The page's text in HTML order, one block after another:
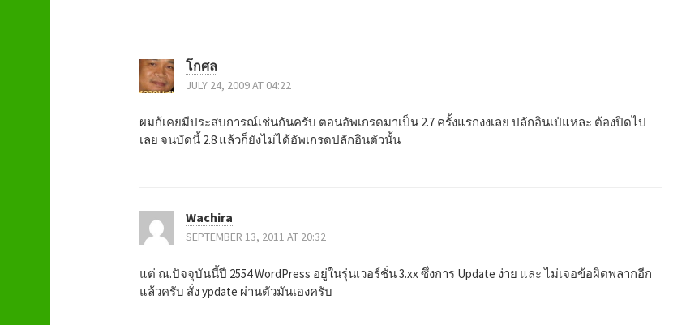
โกศล
JULY 24, 2009 AT 04:22
ผมก้เคยมีประสบการณ์เช่นกันครับ ตอนอัพเกรดมาเป็น 2.7 ครั้งแรกงงเลย ปลักอินเป๋แหละ ต้องปิดไป
เลย จนบัดนี้ 2.8 แล้วก็ยังไม่ได้อัพเกรดปลักอินตัวนั้น
Wachira
SEPTEMBER 13, 2011 AT 20:32
แต่ ณ.ปัจจุบันนี้ปี 2554 WordPress อยู่ในรุ่นเวอร์ชั่น 3.xx ซึ่งการ Update ง่าย และ ไม่เจอข้อผิดพลากอีก
แล้วครับ สั่ง ypdate ผ่านตัวมันเองครับ